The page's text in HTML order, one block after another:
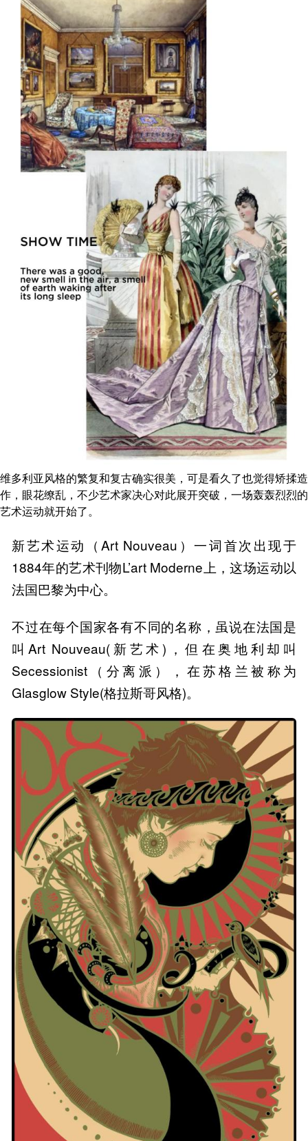
维多利亚风格的繁复和复古确实很美，可是看久了也觉得矫揉造
作，眼花缭乱，不少艺术家决心对此展开突破，一场轰轰烈烈的
艺术运动就开始了。
新艺术运动（Art Nouveau）一词首次出现于
1884年的艺术刊物L’art Moderne上，这场运动以
法国巴黎为中心。
不过在每个国家各有不同的名称，虽说在法国是
叫Art Nouveau(新艺术)，但在奥地利却叫
Secessionist（分离派），在苏格兰被称为
Glasglow Style(格拉斯哥风格)。